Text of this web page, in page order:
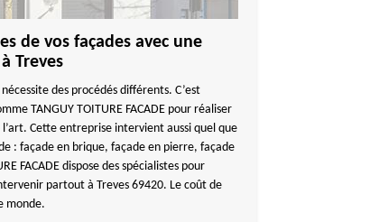
de vos façades avec une
Treves
des procédés différents. C’est
TANGUY TOITURE FACADE pour réaliser
Cette entreprise intervient aussi quel que
: façade en brique, façade en pierre, façade
FACADE dispose des spécialistes pour
partout à Treves 69420. Le coût de
monde.